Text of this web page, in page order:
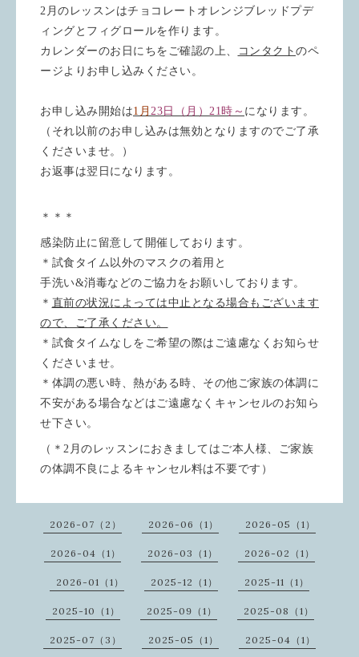
2 月のレッスンはチョコレートオレンジブレッドプデ
ィングとフィグロールを作ります。
カレンダーのお日にちをご確認の上、
コンタクト のペ
ージよりお申し込みください。
お申し込み開始は1月 23日（月）21時～ になります。
（それ以前のお申し込みは無効となりますのでご了承
くださいませ。）
お返事は翌日になります。
＊＊＊
感染防止に留意して開催しております。
＊試食タイム以外のマスクの着用と
手洗い&消毒などのご協力をお願いしております。
＊ 直前の状況によっては中止となる場合もございます
ので、ご了承ください。
＊試食タイムなしをご希望の際はご遠慮なくお知らせ
くださいませ。
＊体調の悪い時、熱がある時、その他ご家族の体調に
不安がある場合などはご遠慮なくキャンセルのお知ら
せ下さい。
（＊2月のレッスンにおきましてはご本人様、ご家族
の体調不良によるキャンセル料は不要です）
2026-07（2） 2026-06（1） 2026-05（1）
2026-04（1） 2026-03（1） 2026-02（1）
2026-01（1） 2025-12（1） 2025-11（1）
2025-10（1） 2025-09（1） 2025-08（1）
2025-07（3） 2025-05（1） 2025-04（1）